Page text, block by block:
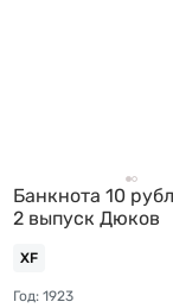
Банкнота 10
2 выпуск Дюков
XF
Год: 1923